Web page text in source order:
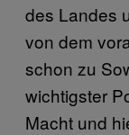
des Landes
von dem
schon zu
wichtigster
Macht und